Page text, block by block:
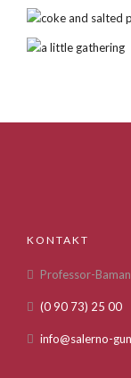
KONTAKT
Professor-
(0 90 73) 25 00
info@salerno-